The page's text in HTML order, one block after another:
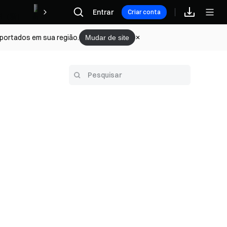
Recompensas
Entrar Criar conta
em sua região. Mudar de site